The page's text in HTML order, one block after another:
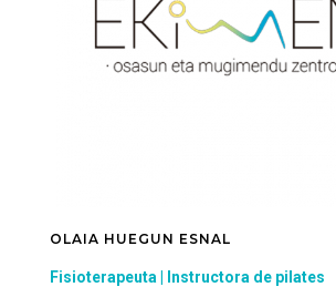
OLAIA HUEGUN ESNAL
Fisioterapeuta | Instructora de pilates